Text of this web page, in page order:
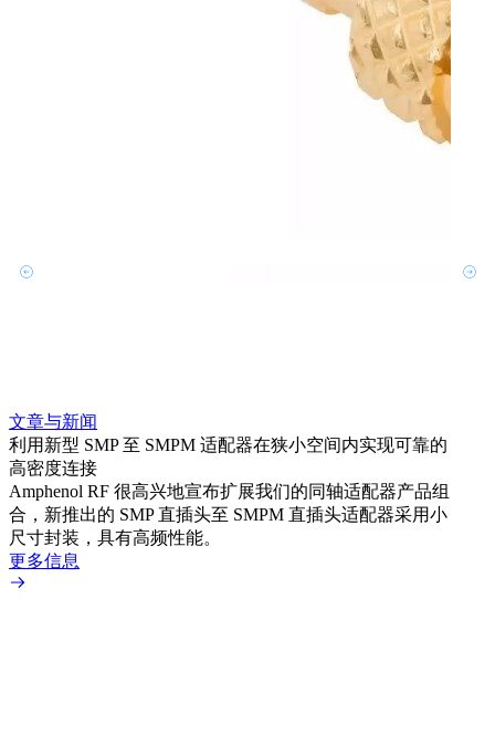
文章与新闻
利用新型 SMP 至 SMPM 适配器在狭小空间内实现可靠的
高密度连接
Amphenol RF 很高兴地宣布扩展我们的同轴适配器产品组
合，新推出的 SMP 直插头至 SMPM 直插头适配器采用小
尺寸封装，具有高频性能。
更多信息